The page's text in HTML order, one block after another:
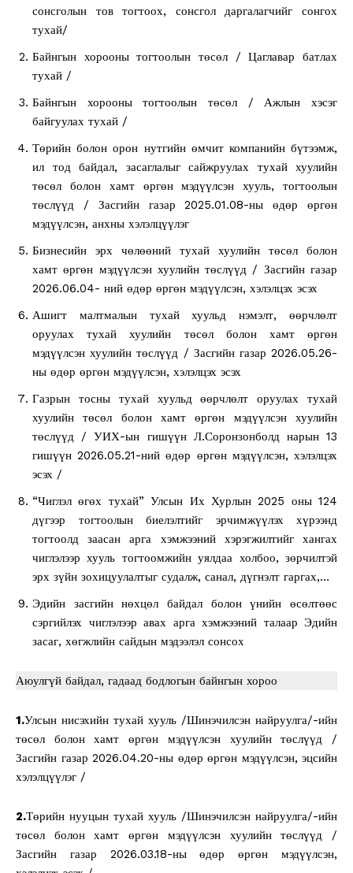
сонсголын тов тогтоох, сонсгол даргалагчийг сонгох
тухай/
Байнгын хорооны тогтоолын төсөл / Цаглавар батлах
тухай /
Байнгын хорооны тогтоолын төсөл / Ажлын хэсэг
байгуулах тухай /
Төрийн болон орон нутгийн өмчит компанийн бүтээмж,
ил тод байдал, засаглалыг сайжруулах тухай хуулийн
төсөл болон хамт өргөн мэдүүлсэн хууль, тогтоолын
төслүүд / Засгийн газар 2025.01.08-ны өдөр өргөн
мэдүүлсэн, анхны хэлэлцүүлэг
Бизнесийн эрх чөлөөний тухай хуулийн төсөл болон
хамт өргөн мэдүүлсэн хуулийн төслүүд / Засгийн газар
2026.06.04- ний өдөр өргөн мэдүүлсэн, хэлэлцэх эсэх
Ашигт малтмалын тухай хуульд нэмэлт, өөрчлөлт
оруулах тухай хуулийн төсөл болон хамт өргөн
мэдүүлсэн хуулийн төслүүд / Засгийн газар 2026.05.26-
ны өдөр өргөн мэдүүлсэн, хэлэлцэх эсэх
Газрын тосны тухай хуульд өөрчлөлт оруулах тухай
хуулийн төсөл болон хамт өргөн мэдүүлсэн хуулийн
төслүүд / УИХ-ын гишүүн Л.Соронзонболд нарын 13
гишүүн 2026.05.21-ний өдөр өргөн мэдүүлсэн, хэлэлцэх
эсэх /
“Чиглэл өгөх тухай” Улсын Их Хурлын 2025 оны 124
дүгээр тогтоолын биелэлтийг эрчимжүүлэх хүрээнд
тогтоолд заасан арга хэмжээний хэрэгжилтийг хангах
чиглэлээр хууль тогтоомжийн уялдаа холбоо, зөрчилтэй
эрх зүйн зохицуулалтыг судалж, санал, дүгнэлт гаргах,…
Эдийн засгийн нөхцөл байдал болон үнийн өсөлтөөс
сэргийлэх чиглэлээр авах арга хэмжээний талаар Эдийн
засаг, хөгжлийн сайдын мэдээлэл сонсох
Аюулгүй байдал, гадаад бодлогын байнгын хороо
1.Улсын нисэхийн тухай хууль /Шинэчилсэн найруулга/-ийн
төсөл болон хамт өргөн мэдүүлсэн хуулийн төслүүд /
Засгийн газар 2026.04.20-ны өдөр өргөн мэдүүлсэн, эцсийн
хэлэлцүүлэг /
2.Төрийн нууцын тухай хууль /Шинэчилсэн найруулга/-ийн
төсөл болон хамт өргөн мэдүүлсэн хуулийн төслүүд /
Засгийн газар 2026.03.18-ны өдөр өргөн мэдүүлсэн,